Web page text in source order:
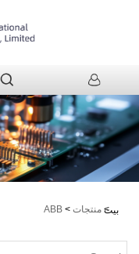
بيت
> منتجات >
ABB